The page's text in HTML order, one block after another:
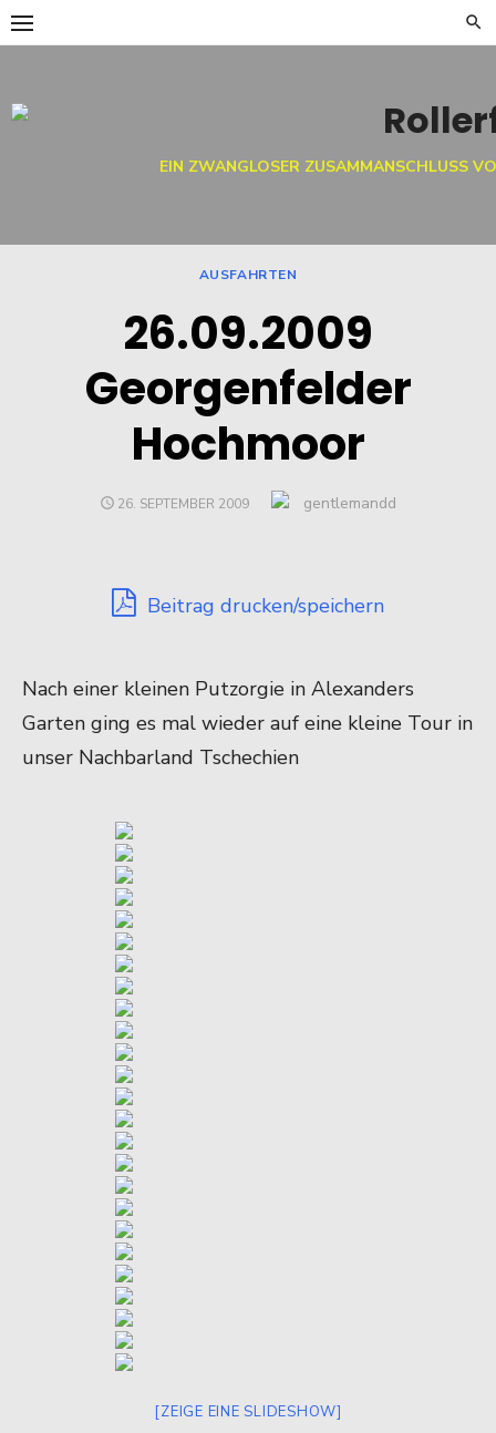
Skip
to
EIN ZWANGLOSER ZUSAMMANSCHLUSS
AUSFAHRTEN
26.09.2009
Georgenfelder
Hochmoor
POSTED
26. SEPTEMBER 2009 Author
gentlemandd
Beitrag drucken/speichern
Nach einer kleinen Putzorgie in Alexanders
Garten ging es mal wieder auf eine kleine Tour in
unser Nachbarland Tschechien
[ZEIGE EINE SLIDESHOW]